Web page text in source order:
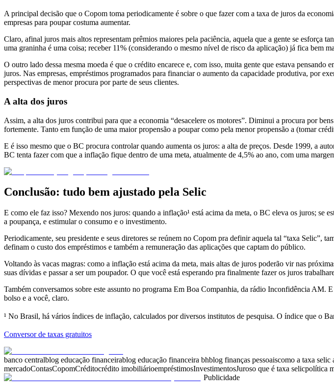
A principal decisão que o Copom toma periodicamente é sobre o que fazer com a taxa de juros da
empresas para poupar costuma aumentar.
Claro, afinal juros mais altos representam prêmios maiores pela paciência, aquela que a gente se esforça
uma graninha é uma coisa; receber 11% (considerando o mesmo nível de risco da aplicação) já fica bem
O outro lado dessa mesma moeda é que o crédito encarece e, com isso, muita gente que estava
juros. Nas empresas, empréstimos programados para financiar o aumento da capacidade produtiva, por
perspectivas de menor procura por parte de seus clientes.
A alta dos juros
Assim, a alta dos juros contribui para que a economia “desacelere os motores”. Diminui a procura por
fortemente. Tanto em função de uma maior propensão a poupar como pela menor propensão a (tomar
E é isso mesmo que o BC procura controlar quando aumenta os juros: a alta de preços. Desde 1999, a
BC tenta fazer com que a inflação fique dentro de uma meta, atualmente de 4,5% ao ano, com uma
Conclusão: tudo bem ajustado pela Selic
E como ele faz isso? Mexendo nos juros: quando a inflação¹ está acima da meta, o BC eleva os juros;
a poupança, e estimular o consumo e o investimento.
Periodicamente, seu presidente e seus diretores se reúnem no Copom pra definir aquela tal “taxa Selic”,
definam o custo dos empréstimos e também a remuneração das aplicações que captam do público.
Voltando às vacas magras: como a inflação está acima da meta, mais altas de juros poderão vir nas
suas dívidas e passar a ser um poupador. O que você está esperando pra finalmente fazer os juros
Também conversamos sobre este assunto no programa Em Boa Companhia, da rádio Inconfidência AM.
bolso e a você, claro.
¹ No Brasil, há vários índices de inflação, calculados por diversos institutos de pesquisa. O índice que o
Conversor de taxas gratuitos
banco centralblog educação financeirablog educação financeira bhblog finanças pessoaiscomo a taxa selic
mercadoContasCopomCréditocrédito imobiliárioempréstimosInvestimentosJuroso que é taxa selicpolítica
Publicidade